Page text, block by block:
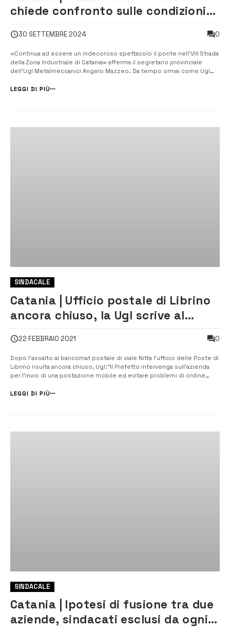
chiede confronto sulle condizioni
30 SETTEMBRE 2024 0
«Continua ad essere un indecoroso spettacolo il ponte nell’VIII Strada
della Zona Industriale di Catania» afferma il segretario provinciale
dell’Ugl Metalmeccanici Angelo Mazzeo. Da tempo ormai come Ugl
precarie del ponte, infatti dichiara il segretario provinciale dell’...
LEGGI DI PIÙ
SINDACALE
Catania | Ufficio postale di Librino
ancora chiuso, la Ugl scrive al
22 FEBBRAIO 2021 0
Dopo l’assalto al bancomat postale di viale Nitta l’ufficio delle Poste di
Librino risulta ancora chiuso, Ugl:“Il Prefetto intervenga sull’azienda
per l’invio di una postazione mobile ed evitare problemi di ordine
Prefetto etneo per chiedere un urgente intervento dell’Uffi...
LEGGI DI PIÙ
SINDACALE
Catania | Ipotesi di fusione tra due
aziende, sindacati esclusi da ogni